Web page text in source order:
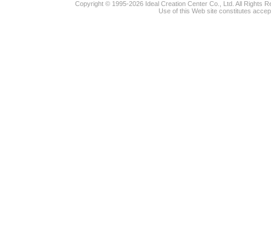
Copyright © 1995-2026 Ideal Creation Center Co., Ltd. All Rights
Use of this Web site constitutes